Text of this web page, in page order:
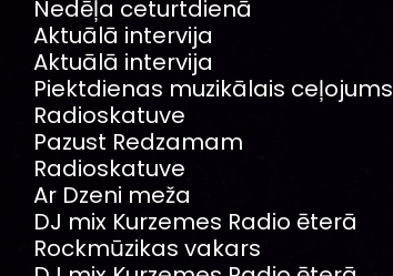
Nedēļa ceturtdienā
Aktuālā intervija
Aktuālā intervija
Piektdienas muzikālais ceļojums
Radioskatuve
Pazust Redzamam
Radioskatuve
Ar Dzeni meža
DJ mix Kurzemes Radio ēterā
Rockmūzikas vakars